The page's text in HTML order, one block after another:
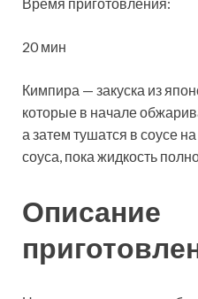
20 мин
Кимпира — закуска из
которые в начале
а затем тушатся в соусе
соуса, пока жидкость
Описание